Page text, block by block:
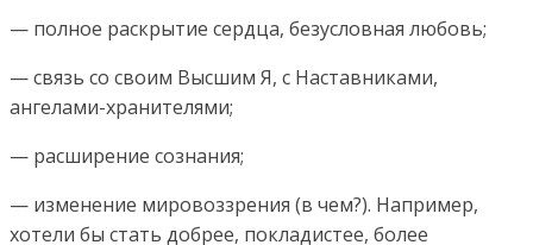
— полное раскрытие сердца, безусловная любовь;
— связь со своим Высшим Я, с Наставниками,
ангелами-хранителями;
— расширение сознания;
— изменение мировоззрения (в чем?). Например,
хотели бы стать добрее, покладистее, более